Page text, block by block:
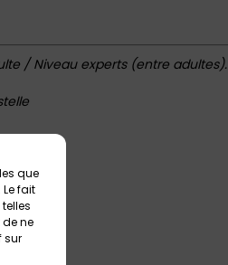
que
fait
ne
sur
/ Niveau experts (entre adultes).